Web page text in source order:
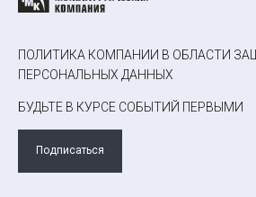
ПОЛИТИКА КОМПАНИИ В ОБЛАСТИ
ПЕРСОНАЛЬНЫХ ДАННЫХ
БУДЬТЕ В КУРСЕ СОБЫТИЙ ПЕРВЫМИ
Подписаться